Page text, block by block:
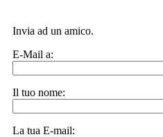
Invia ad un amico.
E-Mail a:
Il tuo nome:
La tua E-mail: